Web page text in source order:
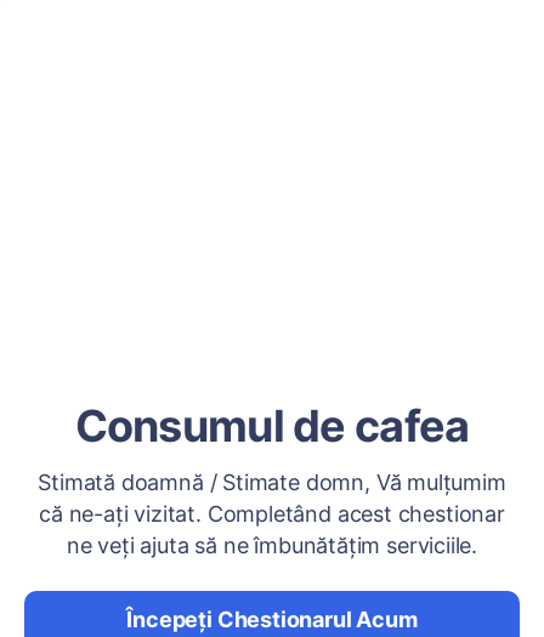
Consumul de cafea
Stimată doamnă / Stimate domn, Vă mulțumim
că ne-ați vizitat. Completând acest chestionar
ne veți ajuta să ne îmbunătățim serviciile.
Începeți Chestionarul Acum